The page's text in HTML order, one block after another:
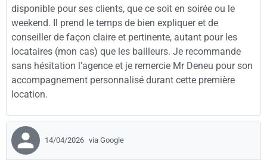
disponible pour ses clients, que ce soit en soirée ou le
weekend. Il prend le temps de bien expliquer et de
conseiller de façon claire et pertinente, autant pour les
locataires (mon cas) que les bailleurs. Je recommande
sans hésitation l’agence et je remercie Mr Deneu pour son
accompagnement personnalisé durant cette première
location.
14/04/2026 via Google